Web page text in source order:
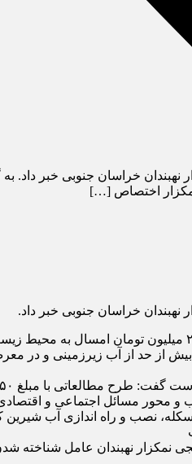
و ۲۰۰ میلیون تومان برای تالاب کجی نمکزار
به گزارش پایگاه خبری خراسان تایم، خانی در ستاد احیا و مدیریت تالاب
سایت پرنده نگری، ایجاد اسکله، نصب و
نمکزار نهبندان عامل شناخته